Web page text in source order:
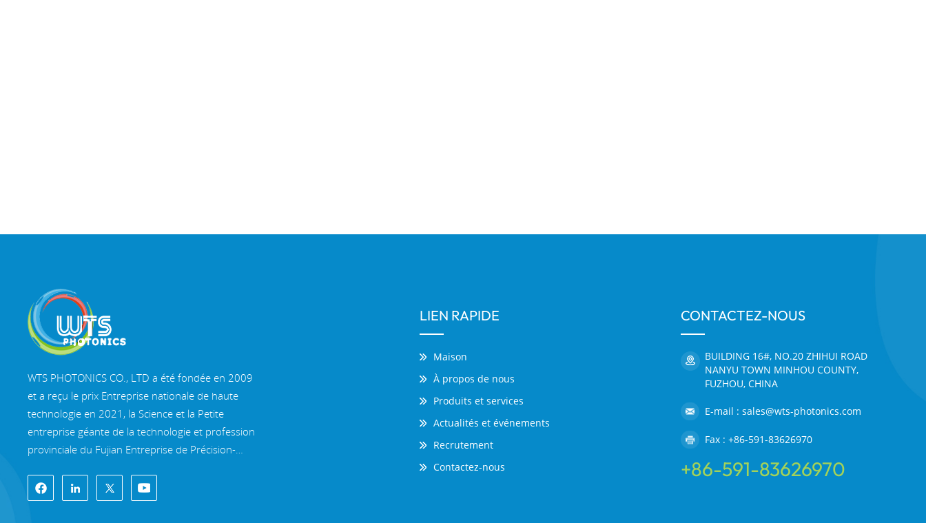
WTS PHOTONICS CO., LTD a été fondée en 2009
et a reçu le prix Entreprise nationale de haute
technologie en 2021, la Science et la Petite
entreprise géante de la technologie et profession
provinciale du Fujian Entreprise de Précision-
dans le belle ville côtière du sud-est, Fuzhou, une
célèbre ville optique en Chine. WTS dispose de
LIEN RAPIDE
Maison
À propos de nous
Produits et services
Actualités et événements
Recrutement
Contactez-nous
CONTACTEZ-NOUS
BUILDING 16#, NO.20 ZHIHUI ROAD
NANYU TOWN MINHOU COUNTY,
FUZHOU, CHINA
E-mail : sales@wts-photonics.com
Fax : +86-591-83626970
+86-591-83626970